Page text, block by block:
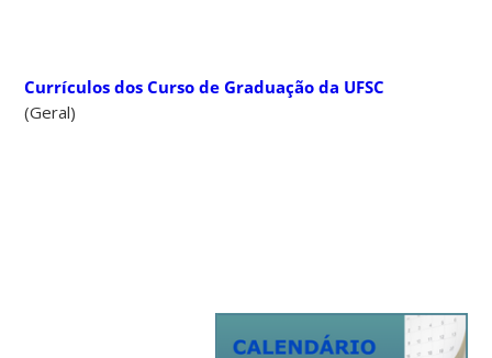
Currículos dos Curso de Graduação da UFSC
(Geral)